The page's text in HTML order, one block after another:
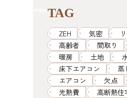
TAG
ZEH 気密
高齢者
間取り
暖房
土地
床下エアコン
蒸
エアコン
欠点
光熱費
高断熱住